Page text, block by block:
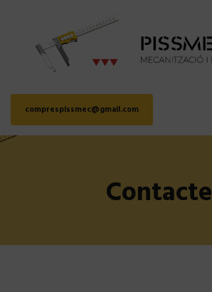
comprespissmec@gmail.com
Contacte